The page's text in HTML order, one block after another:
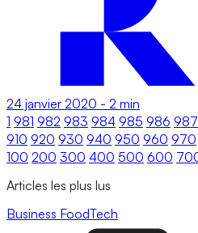
24 janvier 2020 - 2 min
1 981 982 983 984 985 986 987
910 920 930 940 950 960 970
100 200 300 400 500 600
Articles les plus lus
Business FoodTech